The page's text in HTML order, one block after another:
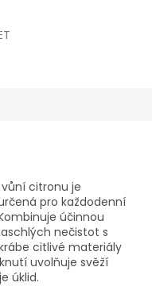
citronu je
pro každodenní
účinnou
nečistot s
citlivé materiály
uvolňuje svěží
úklid.